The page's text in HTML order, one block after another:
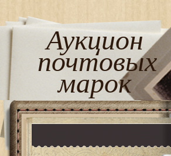
Аукцион
почтовых
марок